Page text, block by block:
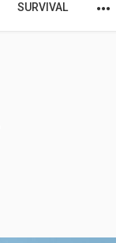
SURVIVAL